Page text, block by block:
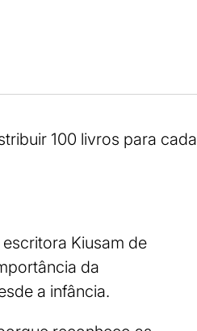
100 livros para cada
Kiusam de
da
a infância.